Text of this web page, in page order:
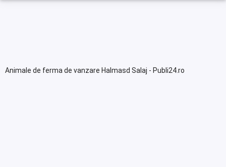
Animale de ferma de vanzare Halmasd Salaj - Publi24.ro